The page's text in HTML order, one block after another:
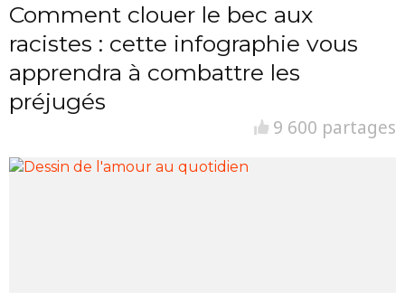
Comment clouer le bec aux
racistes : cette infographie vous
apprendra à combattre les
préjugés
9 600 partages